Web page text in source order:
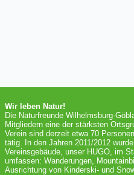
Wir leben Natur!
Die Naturfreunde Wilhelmsburg-
Mitgliedern eine der stärksten
Verein sind derzeit etwa 70
tätig. In den Jahren 2011/2012
Vereinsgebäude, unser HUGO, im
umfassen: Wanderungen,
Ausrichtung von Kinderski- und